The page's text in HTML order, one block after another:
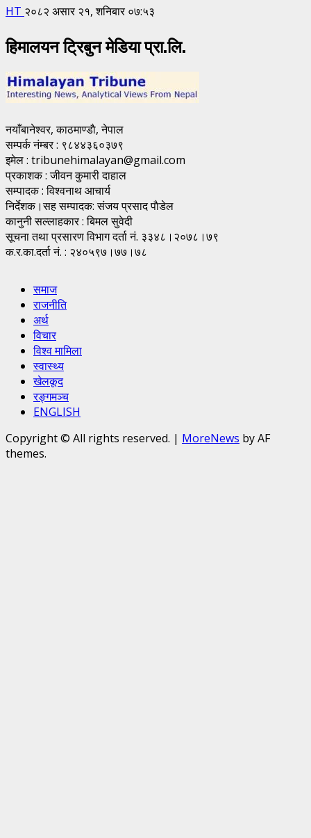
HT २०८२ असार २१, शनिबार ०७:५३
हिमालयन ट्रिबुन मेडिया प्रा.लि.
नयाँबानेश्वर, काठमाण्डाै, नेपाल
सम्पर्क नंम्बर : ९८४४३६०३७९
इमेल : tribunehimalayan@gmail.com
प्रकाशक : जीवन कुमारी दाहाल
सम्पादक : विश्वनाथ आचार्य
निर्देशक।सह सम्पादक: संजय प्रसाद पाैडेल
कानुनी सल्लाहकार : बिमल सुवेदी
सूचना तथा प्रसारण विभाग दर्ता नं. ३३४८।२०७८।७९
क.र.का.दर्ता नं. : २४०५९७।७७।७८
समाज
राजनीति
अर्थ
विचार
विश्व मामिला
स्वास्थ्य
खेलकूद
रङ्गमञ्च
ENGLISH
Copyright © All rights reserved. | MoreNews by AF
themes.